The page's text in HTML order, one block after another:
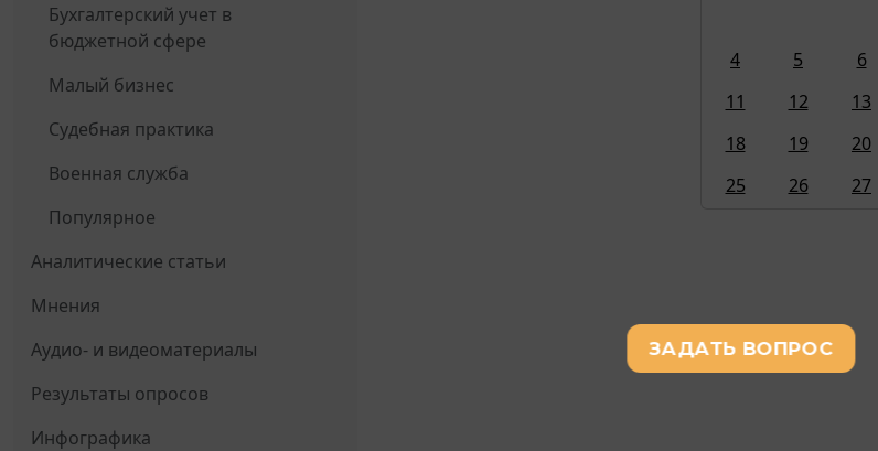
Бухгалтерский учет в
бюджетной сфере
Малый бизнес
Судебная практика
Военная служба
Популярное
Аналитические статьи
Мнения
Аудио- и видеоматериалы
Результаты опросов
Инфографика
4
5 6
11
12 13
18
19 20
25
26 27